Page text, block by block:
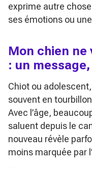
exprime autre
ses émotions ou
Mon chien ne
: un
Chiot ou
souvent en
Avec l’âge,
saluent depuis le
nouveau révèle
moins marquée par